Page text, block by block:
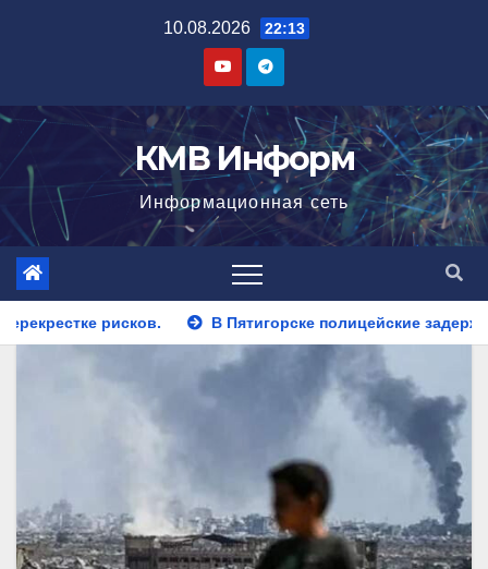
10.08.2026 22:13
КМВ Информ
Информационная сеть
полицейские задержали закладчика,